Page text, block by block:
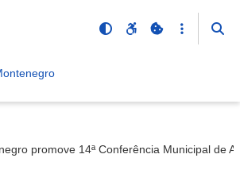
promove 14ª Conferência Municipal de